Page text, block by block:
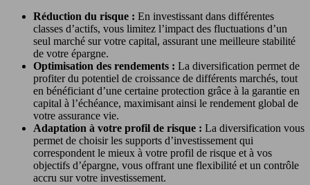
Réduction du risque : En investissant dans différentes
classes d’actifs, vous limitez l’impact des fluctuations d’un
seul marché sur votre capital, assurant une meilleure stabilité
de votre épargne.
Optimisation des rendements : La diversification permet de
profiter du potentiel de croissance de différents marchés, tout
en bénéficiant d’une certaine protection grâce à la garantie en
capital à l’échéance, maximisant ainsi le rendement global de
votre assurance vie.
Adaptation à votre profil de risque : La diversification vous
permet de choisir les supports d’investissement qui
correspondent le mieux à votre profil de risque et à vos
objectifs d’épargne, vous offrant une flexibilité et un contrôle
accru sur votre investissement.